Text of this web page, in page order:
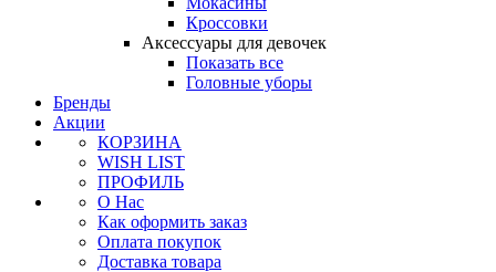
Кроссовки
Аксессуары для девочек
Показать все
Головные уборы
Бренды
Акции
КОРЗИНА
WISH LIST
ПРОФИЛЬ
О Нас
Как оформить заказ
Оплата покупок
Доставка товара